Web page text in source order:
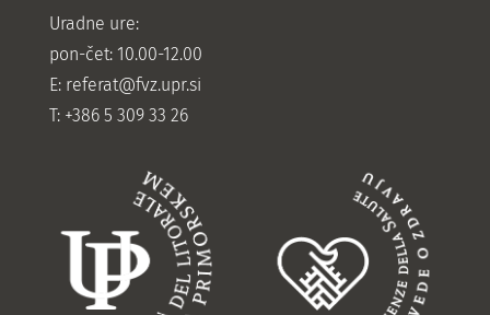
Uradne ure:
pon-čet: 10.00-12.00
E: referat@fvz.upr.si
T: +386 5 309 33 26